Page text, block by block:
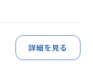
詳細を見る